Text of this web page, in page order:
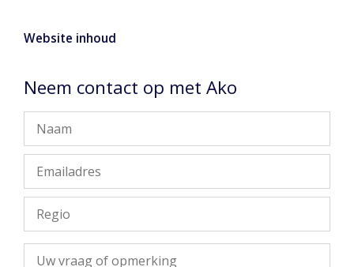
Website inhoud
Neem contact op met Ako